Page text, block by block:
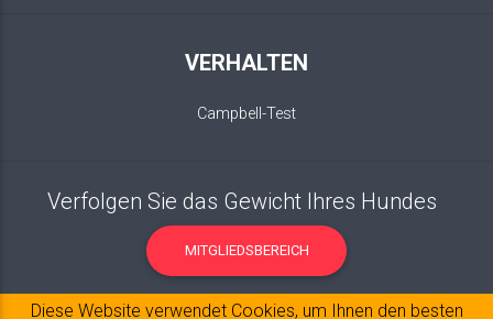
VERHALTEN
Campbell-Test
Verfolgen Sie das Gewicht Ihres Hundes
MITGLIEDSBEREICH
Diese Website verwendet Cookies, um Ihnen den besten